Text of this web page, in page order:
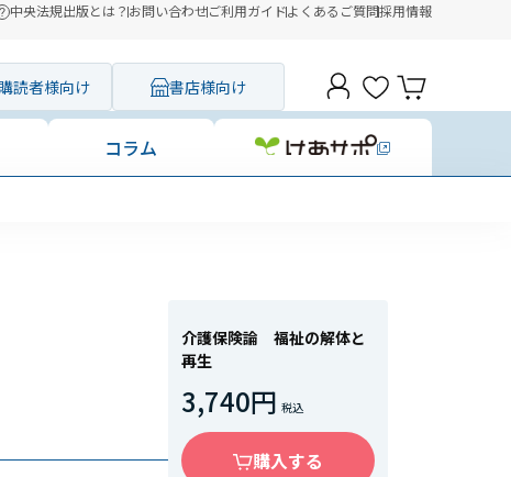
中央法規出版とは？お問い合わせご利用ガイドよくあるご質問採用情報
読者様向け 書店様向け
コラム
介護保険論 福祉の解体と
再生
3,740円
購入する